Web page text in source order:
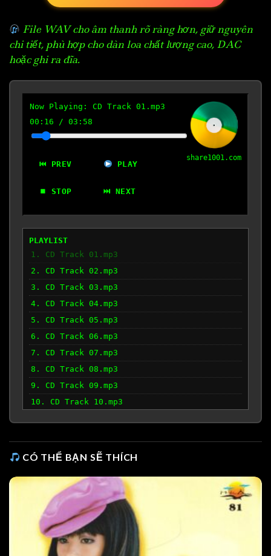
File WAV cho âm thanh rõ ràng hơn, giữ nguyên
chi tiết, phù hợp cho dàn loa chất lượng cao, DAC
hoặc ghi ra đĩa.
Now Playing: CD Track 01.mp3
00:17 / 03:58
⏮ PREV PLAY
⏹ STOP ⏭ NEXT
share1001.com
PLAYLIST
1. CD Track 01.mp3
2. CD Track 02.mp3
3. CD Track 03.mp3
4. CD Track 04.mp3
5. CD Track 05.mp3
6. CD Track 06.mp3
7. CD Track 07.mp3
8. CD Track 08.mp3
9. CD Track 09.mp3
10. CD Track 10.mp3
CÓ THỂ BẠN SẼ THÍCH